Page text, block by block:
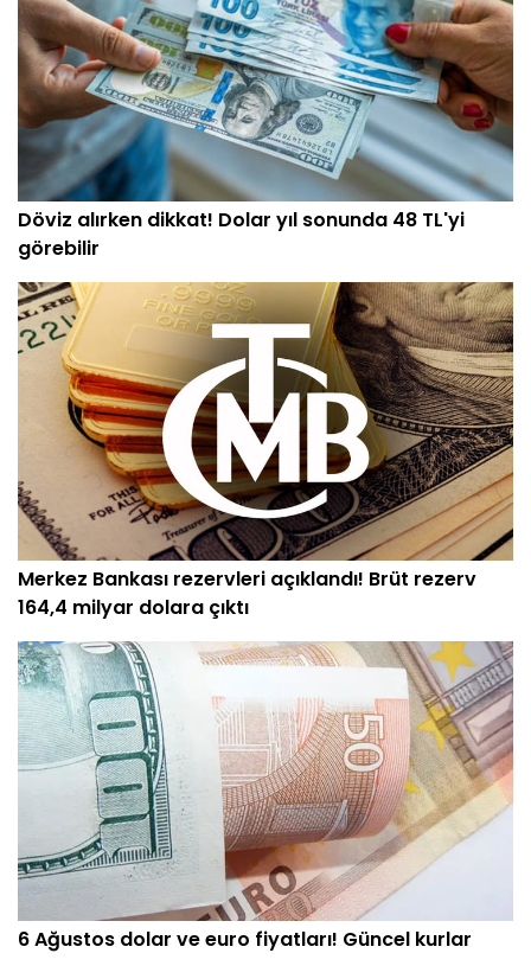
Döviz alırken dikkat! Dolar yıl sonunda 48 TL'yi
görebilir
Merkez Bankası rezervleri açıklandı! Brüt rezerv
164,4 milyar dolara çıktı
6 Ağustos dolar ve euro fiyatları! Güncel kurlar